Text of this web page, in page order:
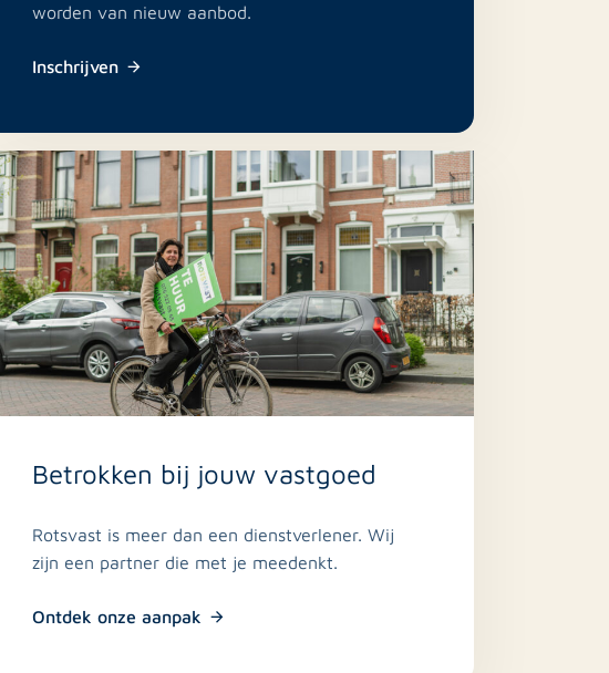
worden van nieuw aanbod.
Inschrijven
Betrokken bij jouw vastgoed
Rotsvast is meer dan een dienstverlener. Wij
zijn een partner die met je meedenkt.
Ontdek onze aanpak